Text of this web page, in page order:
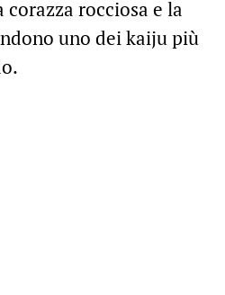
corazza rocciosa e la
uno dei kaiju più